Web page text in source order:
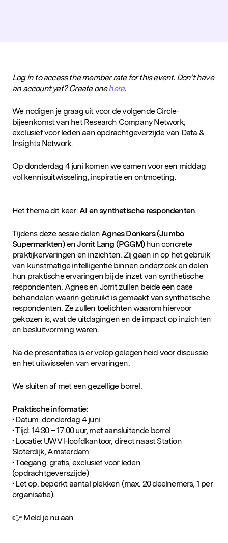
Log in to access the member rate for this event. Don’t have
an account yet? Create onehere.
We nodigen je graag uit voor de volgende Circle-
bijeenkomst van het Research Company Network,
exclusief voor leden aan opdrachtgeverzijde van Data &
Insights Network.
Op donderdag 4 juni komen we samen voor een middag
vol kennisuitwisseling, inspiratie en ontmoeting.
Het thema dit keer:AI en synthetische respondenten.
Tijdens deze sessie delenAgnes Donkers (Jumbo
Supermarkten) enJorrit Lang (PGGM)hun concrete
praktijkervaringen en inzichten. Zij gaan in op het gebruik
van kunstmatige intelligentie binnen onderzoek en delen
hun praktische ervaringen bij de inzet van synthetische
respondenten. Agnes en Jorrit zullen beide een case
behandelen waarin gebruikt is gemaakt van synthetische
respondenten. Ze zullen toelichten waarom hiervoor
gekozen is, wat de uitdagingen en de impact op inzichten
en besluitvorming waren.
Na de presentaties is er volop gelegenheid voor discussie
en het uitwisselen van ervaringen.
We sluiten af met een gezellige borrel.
Praktische informatie:
• Datum: donderdag 4 juni
• Tijd: 14:30 – 17:00 uur, met aansluitende borrel
• Locatie: UWV Hoofdkantoor, direct naast Station
Sloterdijk, Amsterdam
• Toegang: gratis, exclusief voor leden
(opdrachtgeverszijde)
• Let op: beperkt aantal plekken (max. 20 deelnemers, 1 per
organisatie).
👉 Meld je nu aan